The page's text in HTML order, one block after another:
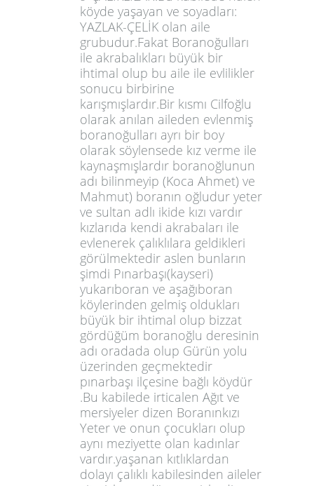
köyde yaşayan ve soyadları:
YAZLAK-ÇELİK olan aile
grubudur.Fakat Boranoğulları
ile akrabalıkları büyük bir
ihtimal olup bu aile ile evlilikler
sonucu birbirine
karışmışlardır.Bir kısmı Cilfoğlu
olarak anılan aileden evlenmiş
boranoğulları ayrı bir boy
olarak söylensede kız verme ile
kaynaşmışlardır boranoğlunun
adı bilinmeyip (Koca Ahmet) ve
Mahmut) boranın oğludur yeter
ve sultan adlı ikide kızı vardır
kızlarıda kendi akrabaları ile
evlenerek çalıklılara geldikleri
görülmektedir aslen bunların
şimdi Pınarbaşı(kayseri)
yukarıboran ve aşağıboran
köylerinden gelmiş oldukları
büyük bir ihtimal olup bizzat
gördüğüm boranoğlu deresinin
adı oradada olup Gürün yolu
üzerinden geçmektedir
pınarbaşı ilçesine bağlı köydür
.Bu kabilede irticalen Ağıt ve
mersiyeler dizen Boranınkızı
Yeter ve onun çocukları olup
aynı meziyette olan kadınlar
vardır.yaşanan kıtlıklardan
dolayı çalıklı kabilesinden aileler